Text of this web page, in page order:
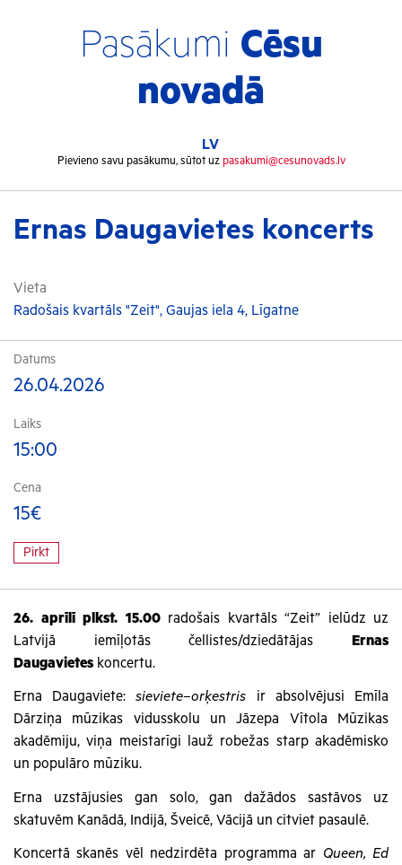
Pasākumi Cēsu
novadā
LV
Pievieno savu pasākumu, sūtot uz pasakumi@cesunovads.lv
Ernas Daugavietes koncerts
Vieta
Radošais kvartāls "Zeit", Gaujas iela 4, Līgatne
Datums
26.04.2026
Laiks
15:00
Cena
15€
Pirkt
26. aprīlī plkst. 15.00 radošais kvartāls “Zeit” ielūdz uz
Latvijā iemīļotās čellistes/dziedātājas Ernas
Daugavietes koncertu.
Erna Daugaviete:sieviete–orķestris ir absolvējusi Emīla
Dārziņa mūzikas vidusskolu un Jāzepa Vītola Mūzikas
akadēmiju, viņa meistarīgi lauž robežas starp akadēmisko
un populāro mūziku.
Erna uzstājusies gan solo, gan dažādos sastāvos uz
skatuvēm Kanādā, Indijā, Šveicē, Vācijā un citviet pasaulē.
Koncertā skanēs vēl nedzirdēta programma ar Queen, Ed